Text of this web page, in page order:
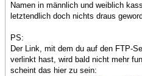
Namen in männlich und weiblich
letztendlich doch nichts draus
PS:
Der Link, mit dem du auf den FTP-
verlinkt hast, wird bald nicht mehr
scheint das hier zu sein: